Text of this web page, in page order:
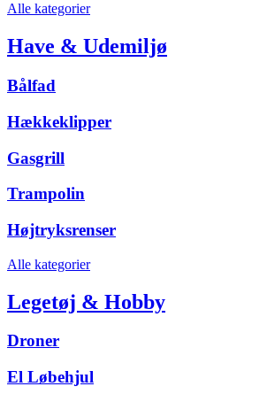
Alle kategorier
Have & Udemiljø
Bålfad
Hækkeklipper
Gasgrill
Trampolin
Højtryksrenser
Alle kategorier
Legetøj & Hobby
Droner
El Løbehjul